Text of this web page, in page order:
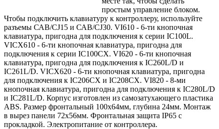
простым управление блоком.
Чтобы подключить клавиатуру к контроллеру, используйте
разъемы САВ/CJ15 и САВ/CJ30. VI610 - 6-ти кнопочная
клавиатура, пригодна для подключения к серии IC100L.
VICX610 - 6-ти кнопочная клавиатура, пригодна для
подключения к серии IC100CX. VI620 - 6-ти кнопочная
клавиатура, пригодна для подключения к IC260L/D и
IC261L/D. VICX620 - 6-ти кнопочная клавиатура, пригодна
для подключения к IC206CX и IC208CX. VI820 - 8-ми
кнопочная клавиатура, пригодна для подключения к IC280L/D
и IC281L/D. Корпус изготовлен из самозатухающего пластика
ABS. Размер фронтальный 100х64мм, глубина 24мм. Монтаж
в вырез панели 72х56мм. Фронтальная защита IP65 с
прокладкой. Электропитание от контроллера.